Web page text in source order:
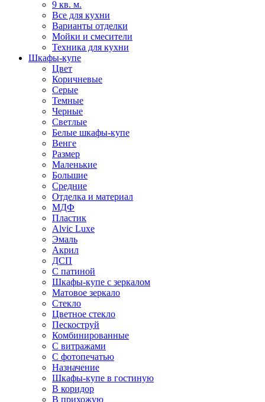
9 кв. м.
Все для кухни
Варианты отделки
Мойки и смесители
Техника для кухни
Шкафы-купе
Цвет
Коричневые
Серые
Темные
Черные
Светлые
Белые шкафы-купе
Венге
Размер
Маленькие
Большие
Средние
Отделка и материал
МДФ
Пластик
Alvic Luxe
Эмаль
Акрил
ДСП
С патиной
Шкафы-купе с зеркалом
Матовое зеркало
Стекло
Цветное стекло
Пескоструй
Комбинированные
С витражами
С фотопечатью
Назначение
Шкафы-купе в гостиную
В коридор
В прихожую